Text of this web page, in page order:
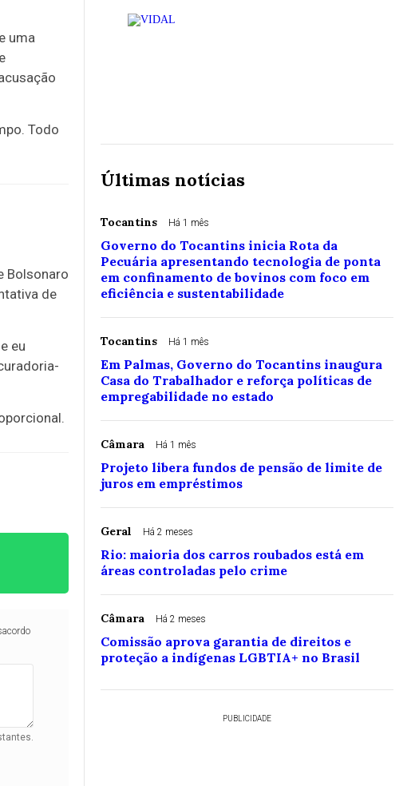
uma
Todo
Bolsonaro
de
eu
Últimas notícias
Tocantins Há 1 mês
Governo do Tocantins inicia Rota da
Pecuária apresentando tecnologia de ponta
em confinamento de bovinos com foco em
eficiência e sustentabilidade
Tocantins Há 1 mês
Em Palmas, Governo do Tocantins inaugura
Casa do Trabalhador e reforça políticas de
empregabilidade no estado
Câmara Há 1 mês
Projeto libera fundos de pensão de limite de
juros em empréstimos
Geral Há 2 meses
Rio: maioria dos carros roubados está em
áreas controladas pelo crime
Câmara Há 2 meses
Comissão aprova garantia de direitos e
proteção a indígenas LGBTIA+ no Brasil
PUBLICIDADE